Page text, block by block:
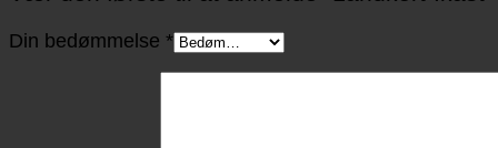
Din bedømmelse *